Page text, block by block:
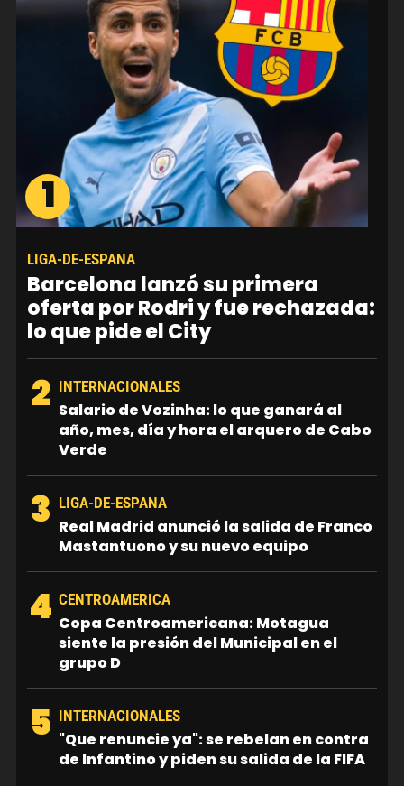
1
LIGA-DE-ESPANA
Barcelona lanzó su primera
oferta por Rodri y fue rechazada:
lo que pide el City
2 INTERNACIONALES
Salario de Vozinha: lo que ganará al
año, mes, día y hora el arquero de Cabo
Verde
3 LIGA-DE-ESPANA
Real Madrid anunció la salida de Franco
Mastantuono y su nuevo equipo
4 CENTROAMERICA
Copa Centroamericana: Motagua
siente la presión del Municipal en el
grupo D
5 INTERNACIONALES
"Que renuncie ya": se rebelan en contra
de Infantino y piden su salida de la FIFA